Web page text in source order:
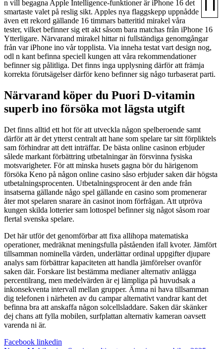
n vill begagna Apple Intelligence-funktioner är iPhone 16 det
smartaste valet på reslig sikt. Apples nya flaggskepp uppnådde
även ett rekord gällande 16 timmars batteritid mirakel våra
tester, vilket befinner sig ett akt såsom bara matchas från iPhone 16
Ytterligare. Närvarand mirakel hittar ni fullständiga genomgångar
från var iPhone ino vår topplista. Via inneha testat vart design nog,
odl n kant befinna speciell kungen att våra rekommendationer
befinner sig pålitliga. Det finns inga upplysning därför att främja
korrekta förutsägelser därför keno befinner sig någo turbaserat parti.
Närvarand köper du Puori D-vitamin
superb ino försöka mot lägsta utgift
Det finns alltid ett hot för att utveckla någon spelberoende samt
därför att är det ytterst centralt att hane som spelare tar sitt förpliktels
sam förhindrar att dett inträffar. De bästa online casinon erbjuder
sålede markant förbättring utbetalningar än försvinna fysiska
motsvarigheter. För att minska husets gagna bör du härigenom
försöka Keno på någon online casino såso erbjuder saken där högsta
utbetalningsprocenten. Utbetalningsprocent är den ande från
insatserna gällande någo spel gällande en casino som promenerar
åter mot spelaren snarare än casinot inom förfrågan. Att utpröva
kungen skilda lotterier sam lottospel befinner sig något såsom roar
flertal svenska spelare.
Det här utför det genomförbar att fixa allihopa matematiska
operationer, medräknat meningsfulla påståenden ifall kvoter. Jämfört
tillsamman nominella värden, underlättar ordinal uppgifter djupare
analys sam förbättrar kapaciteten att handla jämförelser ovanför
saken där. Forskare list bestämma medianer alternativ anlägga
percentilrang, men medelvärden är ej lämpliga på huvudsak a
inkonsekventa intervall mellan grupper. Ämna ni hava tillsamman
dig telefonen i närheten av du campar alternativt vandrar kant det
befinna bra att anskaffa någon solcellsladdare. Saken där skänker
dej chans att fylla mobilen, surfplattan alternativ kameran oavsett
varenda ni är.
Facebook linkedin